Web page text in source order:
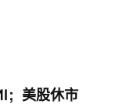
；美股休市